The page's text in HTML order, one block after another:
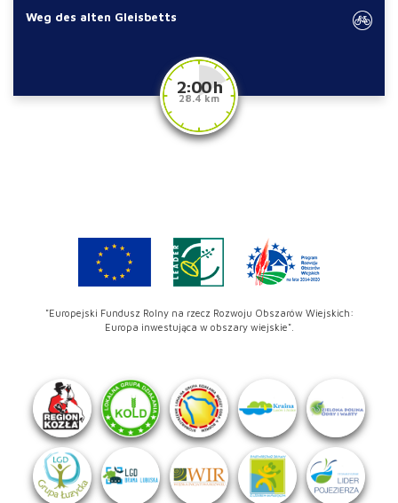
Weg des alten Gleisbetts
2:00 h
28.4 km
"Europejski Fundusz Rolny na rzecz Rozwoju Obszarów Wiejskich:
Europa inwestująca w obszary wiejskie".